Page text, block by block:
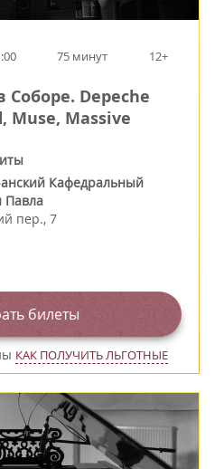
75 минут 12+
Соборе. Depeche
Muse, Massive
Кафедральный
Павла
пер., 7
билеты
КАК ПОЛУЧИТЬ ЛЬГОТНЫЕ